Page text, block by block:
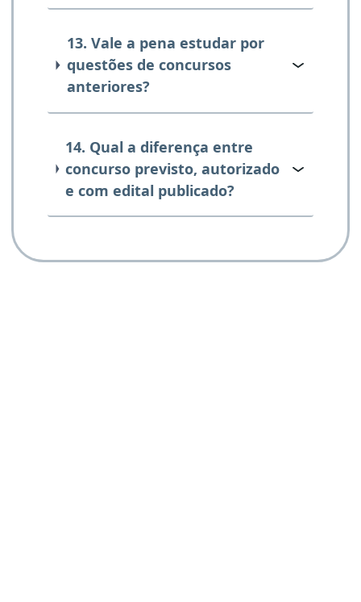
13. Vale a pena estudar por
questões de concursos
anteriores?
14. Qual a diferença entre
concurso previsto, autorizado
e com edital publicado?